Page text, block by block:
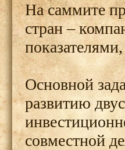
На саммите
стран –
Основной
развитию
совместной